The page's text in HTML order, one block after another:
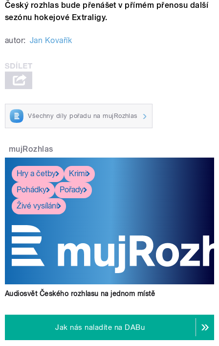
Český rozhlas bude přenášet v přímém přenosu další
sezónu hokejové Extraligy.
autor: Jan Kovařík
Všechny díly pořadu na mujRozhlas
mujRozhlas
Hry a četby
Krimi
Pohádky
Pořady
Živé vysílání
Audiosvět Českého rozhlasu na jednom místě
Jak nás naladíte na DABu